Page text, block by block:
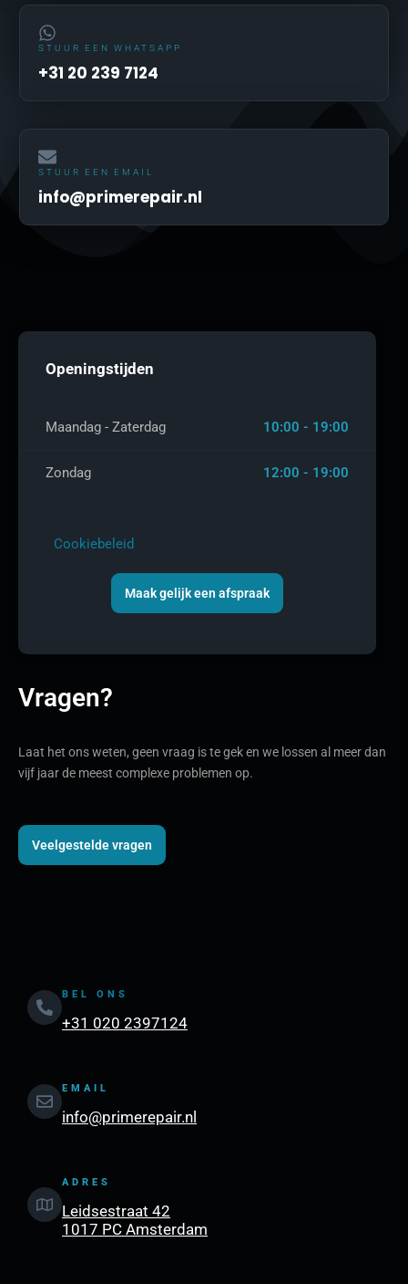
STUUR EEN WHATSAPP
+31 20 239 7124
STUUR EEN EMAIL
info@primerepair.nl
Openingstijden
Maandag - Zaterdag 10:00 - 19:00
Zondag 12:00 - 19:00
Cookiebeleid
Maak gelijk een afspraak
Vragen?
Laat het ons weten, geen vraag is te gek en we lossen al meer dan
vijf jaar de meest complexe problemen op.
Veelgestelde vragen
BEL ONS
+31 020 2397124
EMAIL
info@primerepair.nl
ADRES
Leidsestraat 42
1017 PC Amsterdam